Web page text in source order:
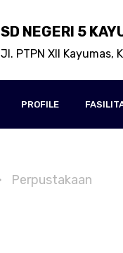
SD NEGERI 5
Jl. PTPN XII Kayumas,
PROFILE
Perpustakaan